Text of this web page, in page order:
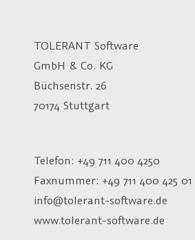
TOLERANT Software
GmbH & Co. KG
Büchsenstr. 26
70174 Stuttgart
Telefon: +49 711 400 4250
Faxnummer: +49 711 400 425 01
info@tolerant-software.de
www.tolerant-software.de